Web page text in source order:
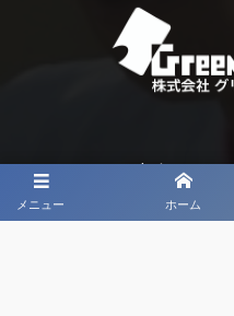
メニュー ホーム
大会メディ
大会価値